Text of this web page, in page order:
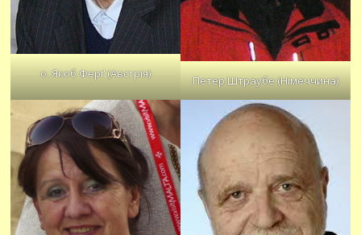
о. Якоб Ферґ (Австрія) Петер Штраубе (Німеччина)